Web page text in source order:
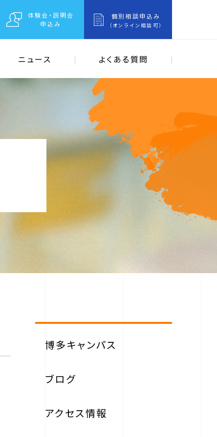
体験会・説明会
申込み
個別相談申込み
（オンライン相談可）
ニュース よくある質問
博多キャンパス
ブログ
アクセス情報